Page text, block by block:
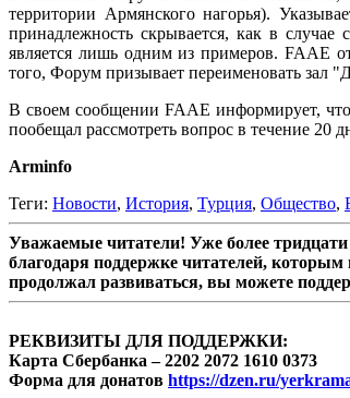
территории Армянского нагорья).
принадлежность скрывается, как в
является лишь одним из примеров. FAAE
того, Форум призывает переименовать зал
В своем сообщении FAAE информирует, что
пообещал рассмотреть вопрос в течение 20
Arminfo
Теги: Новости, История, Турция, Общество,
Уважаемые читатели! Уже более
благодаря поддержке читателей,
продолжал развиваться, вы можете
РЕКВИЗИТЫ ДЛЯ ПОДДЕРЖКИ:
Карта Сбербанка – 2202 2072 1610 0373
Форма для донатов https://dzen.ru/